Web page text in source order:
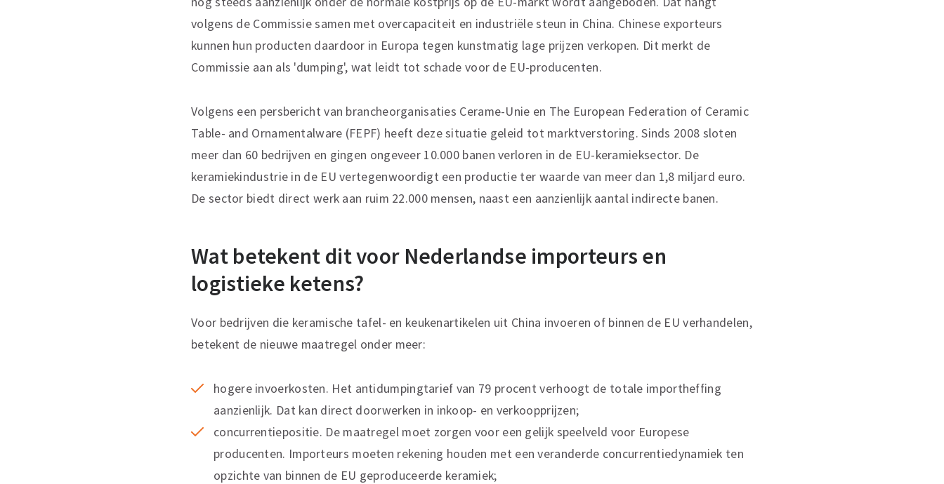
volgens de Commissie samen met overcapaciteit en industriële steun in China. Chinese exporteurs
kunnen hun producten daardoor in Europa tegen kunstmatig lage prijzen verkopen. Dit merkt de
Commissie aan als 'dumping', wat leidt tot schade voor de EU-producenten.
Volgens een persbericht van brancheorganisaties Cerame-Unie en The European Federation of Ceramic
Table- and Ornamentalware (FEPF) heeft deze situatie geleid tot marktverstoring. Sinds 2008 sloten
meer dan 60 bedrijven en gingen ongeveer 10.000 banen verloren in de EU-keramieksector. De
keramiekindustrie in de EU vertegenwoordigt een productie ter waarde van meer dan 1,8 miljard euro.
De sector biedt direct werk aan ruim 22.000 mensen, naast een aanzienlijk aantal indirecte banen.
Wat betekent dit voor Nederlandse importeurs en
logistieke ketens?
Voor bedrijven die keramische tafel- en keukenartikelen uit China invoeren of binnen de EU verhandelen,
betekent de nieuwe maatregel onder meer:
hogere invoerkosten. Het antidumpingtarief van 79 procent verhoogt de totale importheffing
aanzienlijk. Dat kan direct doorwerken in inkoop- en verkoopprijzen;
concurrentiepositie. De maatregel moet zorgen voor een gelijk speelveld voor Europese
producenten. Importeurs moeten rekening houden met een veranderde concurrentiedynamiek ten
opzichte van binnen de EU geproduceerde keramiek;